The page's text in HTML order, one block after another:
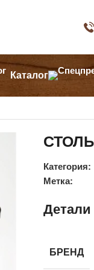
Каталог
Категория:
Метка:
Детали
БРЕНД